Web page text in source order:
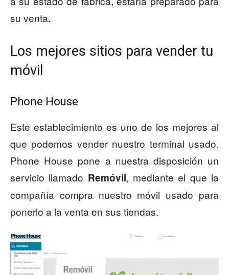
su venta.
Los mejores sitios para vender tu
móvil
Phone House
Este establecimiento es uno de los mejores al
que podemos vender nuestro terminal usado.
Phone House pone a nuestra disposición un
servicio llamado Remóvil, mediante el que la
compañía compra nuestro móvil usado para
ponerlo a la venta en sus tiendas.